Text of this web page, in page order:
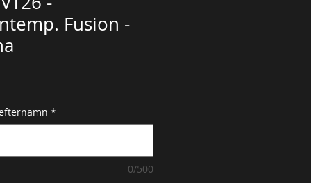
Fusion -
*
0/500